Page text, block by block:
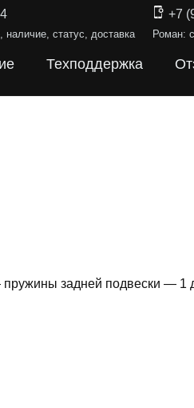
статус, доставка
+7
Роман:
Техподдержка
задней подвески — 1